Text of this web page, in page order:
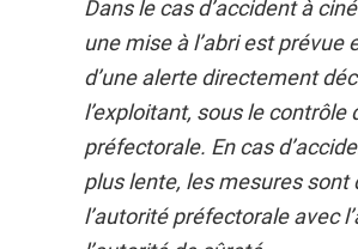
Dans le cas d’accident à
une mise à l’abri est prévue
d’une alerte directement
l’exploitant, sous le contrôle
préfectorale. En cas
plus lente, les mesures sont
l’autorité préfectorale avec